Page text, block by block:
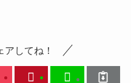
アしてね！